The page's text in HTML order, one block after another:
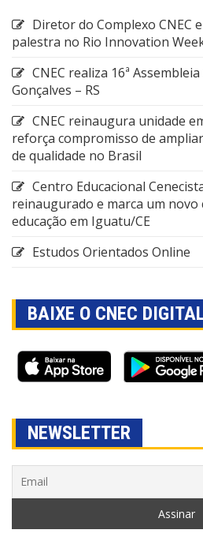
Diretor do Complexo CNEC
palestra no Rio Innovation
CNEC realiza 16ª
Gonçalves – RS
CNEC reinaugura unidade
reforça compromisso de
de qualidade no Brasil
Centro Educacional
reinaugurado e marca um novo
educação em Iguatu/CE
Estudos Orientados Online
BAIXE O CNEC
NEWSLETTER